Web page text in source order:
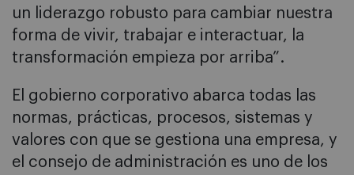
un liderazgo robusto para cambiar nuestra
forma de vivir, trabajar e interactuar, la
transformación empieza por arriba”.
El gobierno corporativo abarca todas las
normas, prácticas, procesos, sistemas y
valores con que se gestiona una empresa, y
el consejo de administración es uno de los